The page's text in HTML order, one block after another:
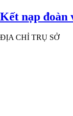
Kết nạp đoàn
ĐỊA CHỈ TRỤ SỞ